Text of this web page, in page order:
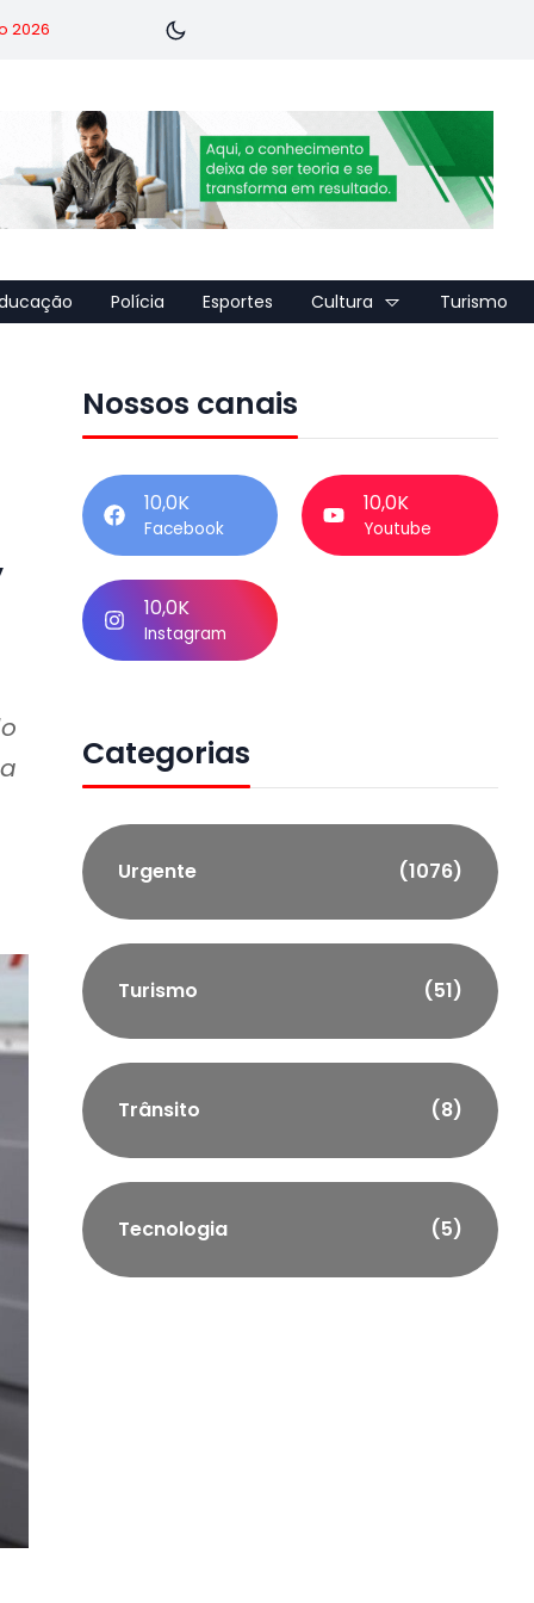
2026
Polícia Esportes Cultura Turismo
Nossos canais
10,0K
Facebook
10,0K
Youtube
10,0K
Instagram
Categorias
Urgente (1076)
Turismo (51)
Trânsito (8)
Tecnologia (5)